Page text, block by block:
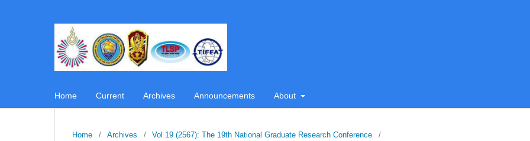
Home Current Archives Announcements About
Home / Archives / Vol 19 (2567): The 19th National Graduate Research Conference
/